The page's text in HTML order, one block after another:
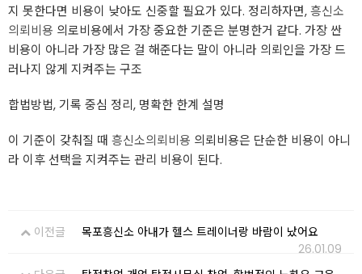
지 못한다면 비용이 낮아도 신중할 필요가 있다. 정리하자면,흥신소
의뢰비용 의로비용에서 가장 중요한 기준은 분명한거 같다. 가장 싼
비용이 아니라 가장 많은 걸 해준다는 말이 아니라 의뢰인을 가장 드
러나지 않게 지켜주는 구조
합법방법, 기록 중심 정리, 명확한 한계 설명
이 기준이 갖춰질 때 흥신소의뢰비용 의뢰비용은 단순한 비용이 아니
라 이후 선택을 지켜주는 관리 비용이 된다.
이전글
목포흥신소 아내가 헬스 트레이너랑 바람이 났어요
26.01.09